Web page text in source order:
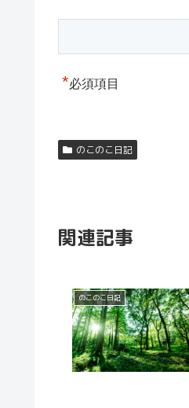
*必須項目
のこのこ日記
関連記事
のこのこ日記